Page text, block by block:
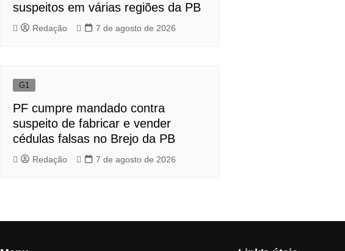
suspeitos em várias regiões da PB
Redação 7 de agosto de 2026
G1
PF cumpre mandado contra
suspeito de fabricar e vender
cédulas falsas no Brejo da PB
Redação 7 de agosto de 2026